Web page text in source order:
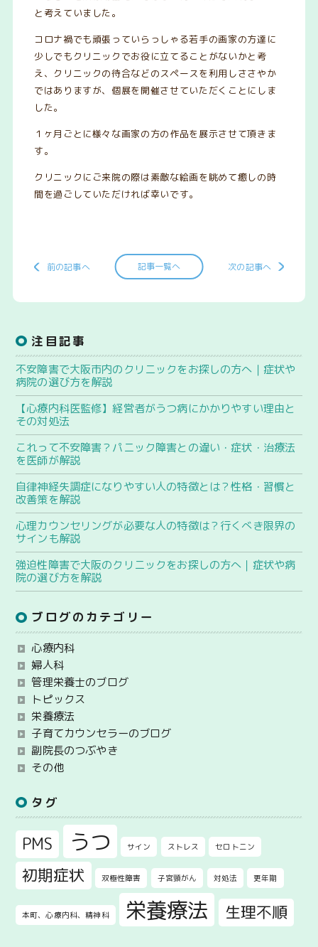
と考えていました。
コロナ禍でも頑張っていらっしゃる若手の画家の方達に
少しでもクリニックでお役に立てることがないかと考
え、クリニックの待合などのスペースを利用しささやか
ではありますが、個展を開催させていただくことにしま
した。
１ヶ月ごとに様々な画家の方の作品を展示させて頂きま
す。
クリニックにご来院の際は素敵な絵画を眺めて癒しの時
間を過ごしていただければ幸いです。
前の記事へ 記事一覧へ 次の記事へ
注目記事
不安障害で大阪市内のクリニックをお探しの方へ｜症状や
病院の選び方を解説
【心療内科医監修】経営者がうつ病にかかりやすい理由と
その対処法
これって不安障害？パニック障害との違い・症状・治療法
を医師が解説
自律神経失調症になりやすい人の特徴とは？性格・習慣と
改善策を解説
心理カウンセリングが必要な人の特徴は？行くべき限界の
サインも解説
強迫性障害で大阪のクリニックをお探しの方へ｜症状や病
院の選び方を解説
ブログのカテゴリー
心療内科
婦人科
管理栄養士のブログ
トピックス
栄養療法
子育てカウンセラーのブログ
副院長のつぶやき
その他
タグ
PMS うつ サイン ストレス セロトニン
初期症状 双極性障害 子宮頸がん 対処法 更年期
本町、心療内科、精神科 栄養療法 生理不順